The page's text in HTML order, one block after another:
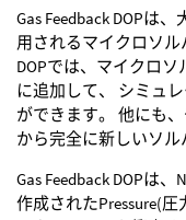
Gas Feedback DOPは
用されるマイクロソル
DOPでは、マイクロ
に追加して、 シミュ
ができます。 他にも
から完全に新しいソル
Gas Feedback DOPは
作成されたPressure(